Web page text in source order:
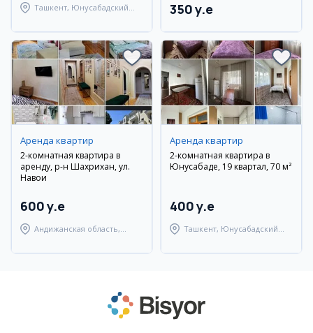
Ташкент, Юнусабадский
350 y.e
Аренда квартир
2-комнатная квартира в
аренду, р-н Шахрихан, ул.
Навои
600 y.e
Андижанская область,
Аренда квартир
2-комнатная квартира в
Юнусабаде, 19 квартал, 70 м²
400 y.e
Ташкент, Юнусабадский